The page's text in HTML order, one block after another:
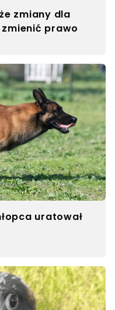
zmiany dla
prawo
uratował